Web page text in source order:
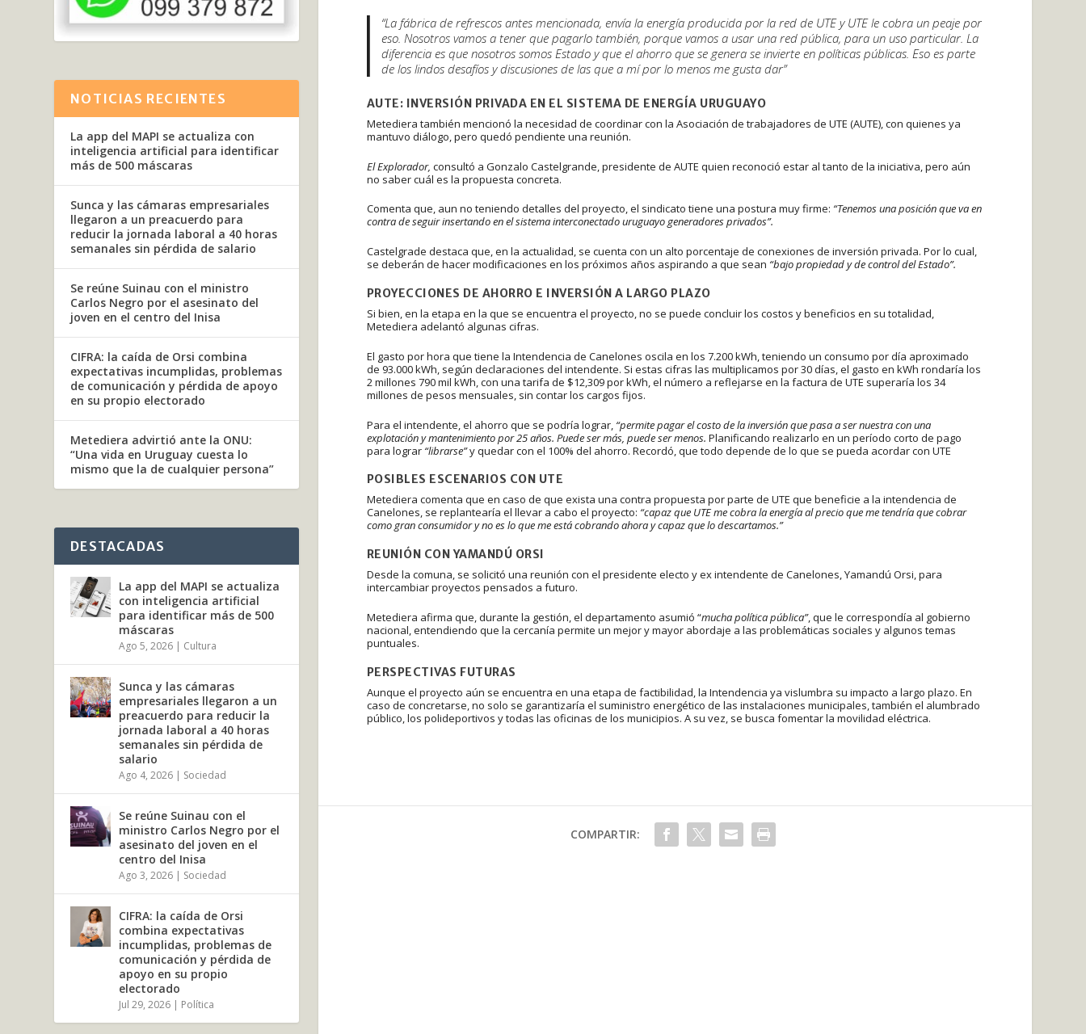
“La fábrica de refrescos antes mencionada, envía la energía producida por la red de UTE y UTE le cobra un peaje por
eso. Nosotros vamos a tener que pagarlo también, porque vamos a usar una red pública, para un uso particular. La
diferencia es que nosotros somos Estado y que el ahorro que se genera se invierte en políticas públicas. Eso es parte
de los lindos desafíos y discusiones de las que a mí por lo menos me gusta dar”
AUTE: INVERSIÓN PRIVADA EN EL SISTEMA DE ENERGÍA URUGUAYO
Metediera también mencionó la necesidad de coordinar con la Asociación de trabajadores de UTE (AUTE), con quienes ya
mantuvo diálogo, pero quedó pendiente una reunión.
El Explorador, consultó a Gonzalo Castelgrande, presidente de AUTE quien reconoció estar al tanto de la iniciativa, pero aún
no saber cuál es la propuesta concreta.
Comenta que, aun no teniendo detalles del proyecto, el sindicato tiene una postura muy firme: “Tenemos una posición que va en
contra de seguir insertando en el sistema interconectado uruguayo generadores privados”.
Castelgrade destaca que, en la actualidad, se cuenta con un alto porcentaje de conexiones de inversión privada. Por lo cual,
se deberán de hacer modificaciones en los próximos años aspirando a que sean “bajo propiedad y de control del Estado”.
PROYECCIONES DE AHORRO E INVERSIÓN A LARGO PLAZO
Si bien, en la etapa en la que se encuentra el proyecto, no se puede concluir los costos y beneficios en su totalidad,
Metediera adelantó algunas cifras.
El gasto por hora que tiene la Intendencia de Canelones oscila en los 7.200 kWh, teniendo un consumo por día aproximado
de 93.000 kWh, según declaraciones del intendente. Si estas cifras las multiplicamos por 30 días, el gasto en kWh rondaría los
2 millones 790 mil kWh, con una tarifa de $12,309 por kWh, el número a reflejarse en la factura de UTE superaría los 34
millones de pesos mensuales, sin contar los cargos fijos.
Para el intendente, el ahorro que se podría lograr, “permite pagar el costo de la inversión que pasa a ser nuestra con una
explotación y mantenimiento por 25 años. Puede ser más, puede ser menos. Planificando realizarlo en un período corto de pago
para lograr “librarse”y quedar con el 100% del ahorro. Recordó, que todo depende de lo que se pueda acordar con UTE
POSIBLES ESCENARIOS CON UTE
Metediera comenta que en caso de que exista una contra propuesta por parte de UTE que beneficie a la intendencia de
Canelones, se replantearía el llevar a cabo el proyecto: “capaz que UTE me cobra la energía al precio que me tendría que cobrar
como gran consumidor y no es lo que me está cobrando ahora y capaz que lo descartamos.”
REUNIÓN CON YAMANDÚ ORSI
Desde la comuna, se solicitó una reunión con el presidente electo y ex intendente de Canelones, Yamandú Orsi, para
intercambiar proyectos pensados a futuro.
Metediera afirma que, durante la gestión, el departamento asumió “mucha política pública”, que le correspondía al gobierno
nacional, entendiendo que la cercanía permite un mejor y mayor abordaje a las problemáticas sociales y algunos temas
puntuales.
PERSPECTIVAS FUTURAS
Aunque el proyecto aún se encuentra en una etapa de factibilidad, la Intendencia ya vislumbra su impacto a largo plazo. En
caso de concretarse, no solo se garantizaría el suministro energético de las instalaciones municipales, también el alumbrado
público, los polideportivos y todas las oficinas de los municipios. A su vez, se busca fomentar la movilidad eléctrica.
COMPARTIR:
NOTICIAS RECIENTES
La app del MAPI se actualiza con
inteligencia artificial para identificar
más de 500 máscaras
Sunca y las cámaras empresariales
llegaron a un preacuerdo para
reducir la jornada laboral a 40 horas
semanales sin pérdida de salario
Se reúne Suinau con el ministro
Carlos Negro por el asesinato del
joven en el centro del Inisa
CIFRA: la caída de Orsi combina
expectativas incumplidas, problemas
de comunicación y pérdida de apoyo
en su propio electorado
Metediera advirtió ante la ONU:
“Una vida en Uruguay cuesta lo
mismo que la de cualquier persona”
DESTACADAS
La app del MAPI se actualiza
con inteligencia artificial
para identificar más de 500
máscaras
Ago 5, 2026 | Cultura
Sunca y las cámaras
empresariales llegaron a un
preacuerdo para reducir la
jornada laboral a 40 horas
semanales sin pérdida de
salario
Ago 4, 2026 | Sociedad
Se reúne Suinau con el
ministro Carlos Negro por el
asesinato del joven en el
centro del Inisa
Ago 3, 2026 | Sociedad
CIFRA: la caída de Orsi
combina expectativas
incumplidas, problemas de
comunicación y pérdida de
apoyo en su propio
electorado
Jul 29, 2026 | Política